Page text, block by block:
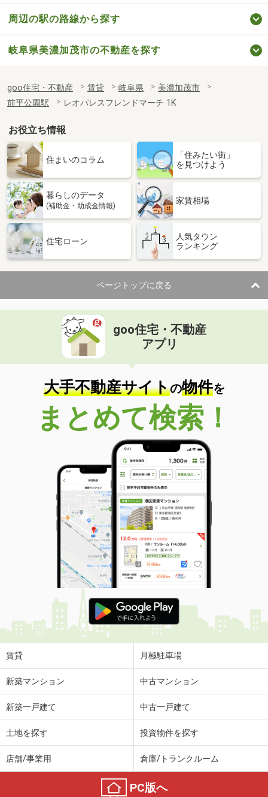
周辺の駅の路線から探す
岐阜県美濃加茂市の不動産を探す
goo住宅・不動産 賃貸 岐阜県
美濃加茂市
前平公園駅
レオパレスフレンドマーチ 1K
お役立ち情報
住まいのコラム
「住みたい街」
を見つけよう
暮らしのデータ
(補助金・助成金情報)
家賃相場
住宅ローン
人気タウン
ランキング
ページトップに戻る
goo住宅・不動産
アプリ
大手不動産サイトの物件を
まとめて検索！
賃貸 月極駐車場
新築マンション 中古マンション
新築一戸建て 中古一戸建て
土地を探す 投資物件を探す
店舗/事業用 倉庫/トランクルーム
PC版へ